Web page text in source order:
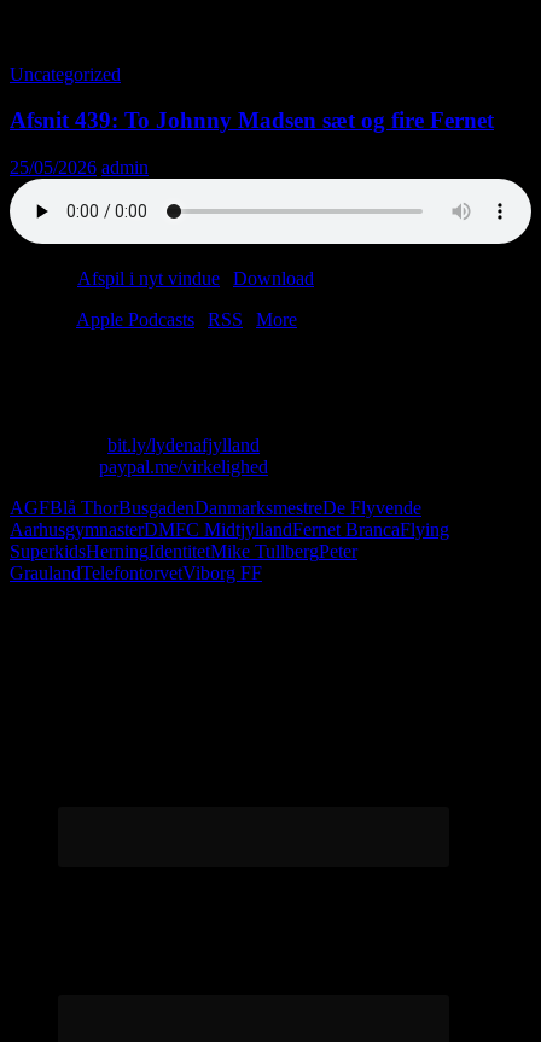
Uncategorized
Afsnit 439: To Johnny Madsen sæt og fire Fernet
25/05/2026 admin
Afspil i nyt vindue Download
Apple Podcasts RSS
More
bit.ly/lydenafjylland
paypal.me/virkelighed
AGFBlå ThorBusgadenDanmarksmestreDe Flyvende
AarhusgymnasterDMFC MidtjyllandFernet BrancaFlying
SuperkidsHerningIdentitetMike TullbergPeter
GraulandTelefontorvetViborg FF